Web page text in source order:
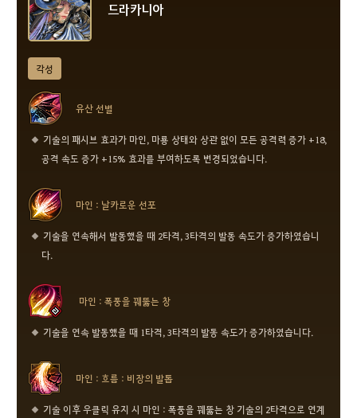
드라카니아
각성
유산 선별
기술의 패시브 효과가 마인, 마룡 상태와 상관 없이 모든 공격력 증가 +18,
공격 속도 증가 +15% 효과를 부여하도록 변경되었습니다.
마인 : 날카로운 선포
기술을 연속해서 발동했을 때 2타격, 3타격의 발동 속도가 증가하였습니
다.
마인 : 폭풍을 꿰뚫는 창
기술을 연속 발동했을 때 1타격, 3타격의 발동 속도가 증가하였습니다.
마인 : 흐름 : 비장의 발톱
기술 이후 우클릭 유지 시 마인 : 폭풍을 꿰뚫는 창 기술의 2타격으로 연계